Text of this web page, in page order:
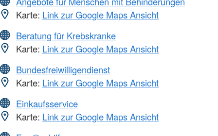
Karte: Link zur Google Maps Ansicht
Beratung für Krebskranke
Karte: Link zur Google Maps Ansicht
Bundesfreiwilligendienst
Karte: Link zur Google Maps Ansicht
Einkaufsservice
Karte: Link zur Google Maps Ansicht